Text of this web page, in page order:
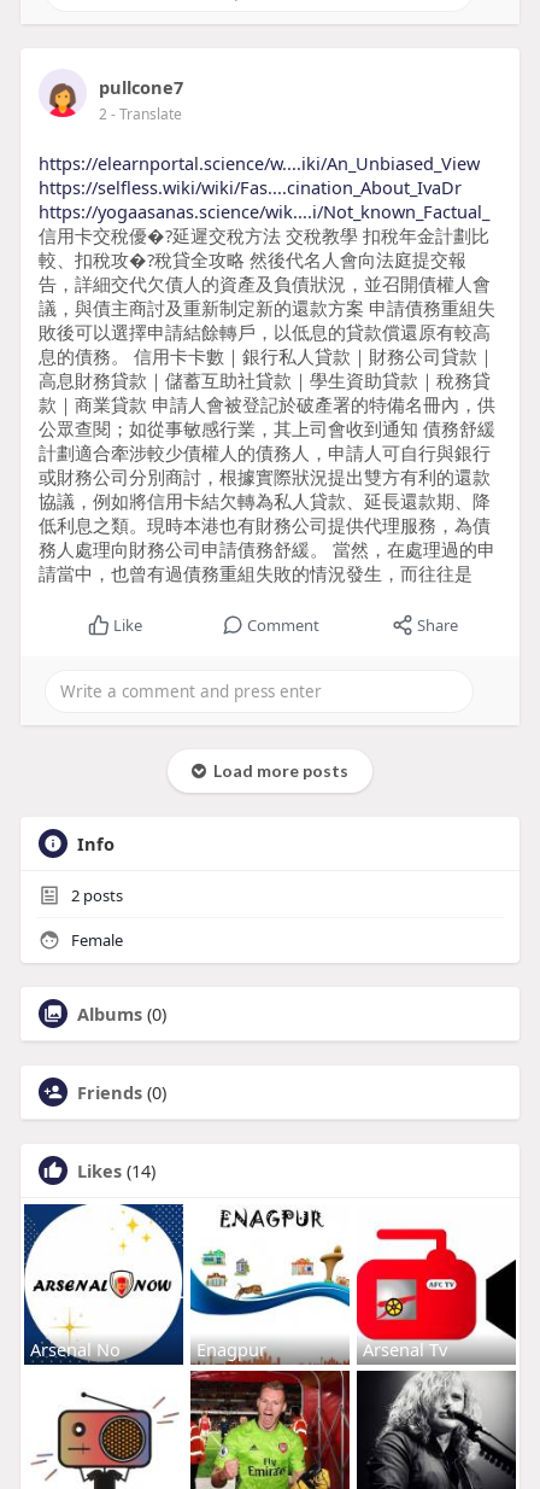
pullcone7
2- Translate
https://elearnportal.science/w....iki/An_Unbiased_View
https://selfless.wiki/wiki/Fas....cination_About_IvaDr
https://yogaasanas.science/wik....i/Not_known_Factual_
信用卡交稅優�?延遲交稅方法 交稅教學 扣稅年金計劃比
較、扣稅攻�?稅貸全攻略 然後代名人會向法庭提交報
告，詳細交代欠債人的資產及負債狀況，並召開債權人會
議，與債主商討及重新制定新的還款方案 申請債務重組失
敗後可以選擇申請結餘轉戶，以低息的貸款償還原有較高
息的債務。 信用卡卡數｜銀行私人貸款｜財務公司貸款｜
高息財務貸款｜儲蓄互助社貸款｜學生資助貸款｜稅務貸
款｜商業貸款 申請人會被登記於破產署的特備名冊內，供
公眾查閱；如從事敏感行業，其上司會收到通知 債務舒緩
計劃適合牽涉較少債權人的債務人，申請人可自行與銀行
或財務公司分別商討，根據實際狀況提出雙方有利的還款
協議，例如將信用卡結欠轉為私人貸款、延長還款期、降
低利息之類。現時本港也有財務公司提供代理服務，為債
務人處理向財務公司申請債務舒緩。 當然，在處理過的申
請當中，也曾有過債務重組失敗的情況發生，而往往是
Like Comment Share
Load more posts
Info
2posts
Female
Albums (0)
Friends (0)
Likes (14)
Arsenal No Enagpur Arsenal Tv